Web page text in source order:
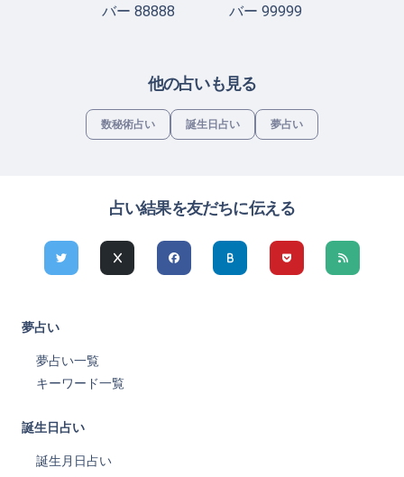
バー 88888
バー 99999
他の占いも見る
数秘術占い 誕生日占い 夢占い
占い結果を友だちに伝える
夢占い
夢占い一覧
キーワード一覧
誕生日占い
誕生月日占い